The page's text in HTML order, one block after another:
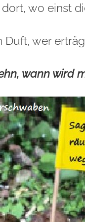
wo einst
Duft, wer
wann wird